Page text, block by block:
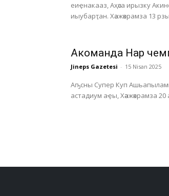
еиҿнакааз, Аҳәса ирызку
иыубарҭан. Хәажәкрамза 13
Акоманда Нарҭ
Jineps Gazetesi - 15 Nisan 2025
Аҧсны Супер Куп